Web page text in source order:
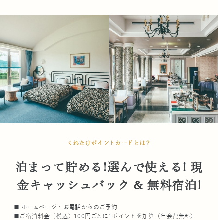
くれたけポイントカードとは？
泊まって貯める!選んで使える! 現
金キャッシュバック & 無料宿泊!
■ ホームページ・お電話からのご予約
■ご宿泊料金（税込）100円ごとに1ポイントを加算（年会費無料）